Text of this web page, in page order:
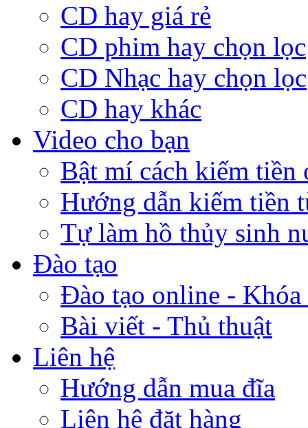
CD hay giá rẻ
CD phim hay chọn lọc
CD Nhạc hay chọn lọc
CD hay khác
Video cho bạn
Bật mí cách kiếm tiền
Hướng dẫn kiếm tiền
Tự làm hồ thủy sinh
Đào tạo
Đào tạo online -
Bài viết - Thủ thuật
Liên hệ
Hướng dẫn mua đĩa
Liên hệ đặt hàng